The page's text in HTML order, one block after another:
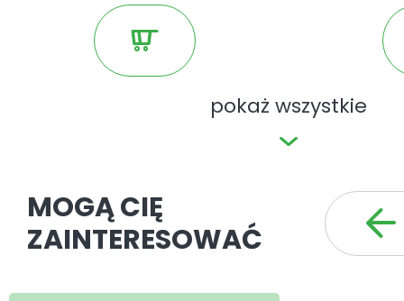
pokaż wszystkie
MOGĄ CIĘ
ZAINTERESOWAĆ